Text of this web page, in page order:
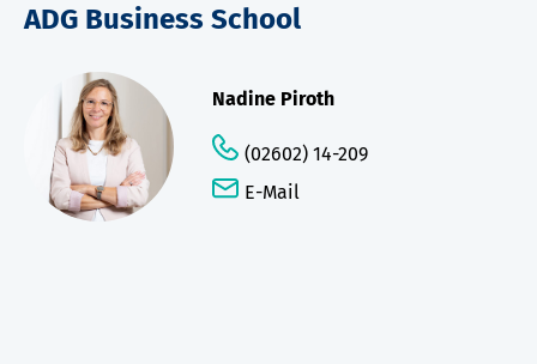
ADG Business School
Nadine Piroth
(02602) 14-209
E-Mail